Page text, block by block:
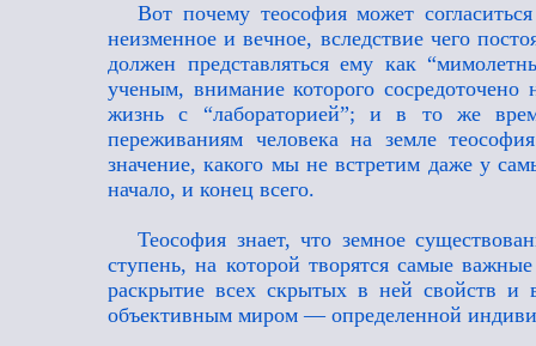
Вот почему теософия может
неизменное и вечное, вследствие чего
должен представляться ему как
ученым, внимание которого сосредоточено
жизнь с “лабораторией”; и в то же
переживаниям человека на земле
значение, какого мы не встретим даже у
начало, и конец всего.
Теософия знает, что земное
ступень, на которой творятся самые
раскрытие всех скрытых в ней свойств и
объективным миром — определенной